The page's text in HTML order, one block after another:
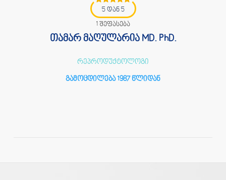
5 დან 5
1 შეფასება
თამარ მაღულარია MD. PhD.
რეპროდუქტოლოგი
გამოცდილება 1987 წლიდან